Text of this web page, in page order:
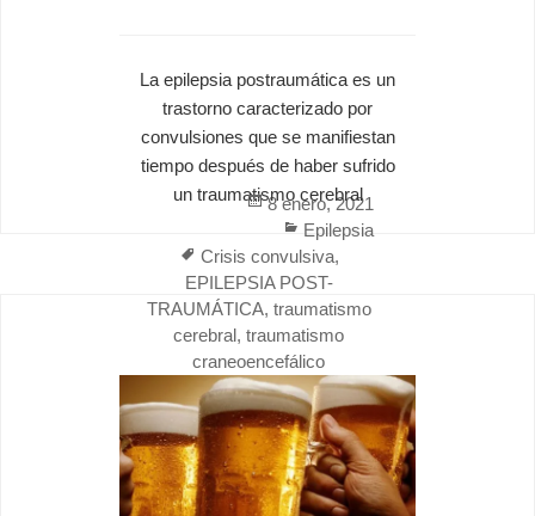
La epilepsia postraumática es un
trastorno caracterizado por
convulsiones que se manifiestan
tiempo después de haber sufrido
un traumatismo cerebral
Posted
on
8 enero, 2021
Categories
Epilepsia
Tags
Crisis convulsiva,
EPILEPSIA POST-
TRAUMÁTICA, traumatismo
cerebral, traumatismo
craneoencefálico